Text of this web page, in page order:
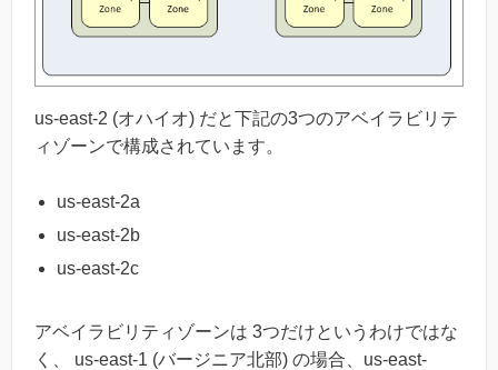
us-east-2 (オハイオ) だと下記の3つのアベイラビリテ
ィゾーンで構成されています。
us-east-2a
us-east-2b
us-east-2c
アベイラビリティゾーンは 3つだけというわけではな
く、 us-east-1 (バージニア北部) の場合、us-east-